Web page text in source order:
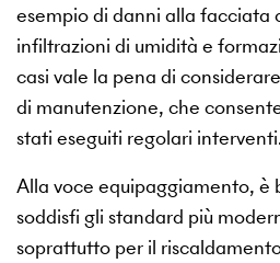
esempio di danni alla facciata
infiltrazioni di umidità e
casi vale la pena di
di manutenzione, che
stati eseguiti regolari
Alla voce equipaggiamento, è
soddisfi gli standard più
soprattutto per il